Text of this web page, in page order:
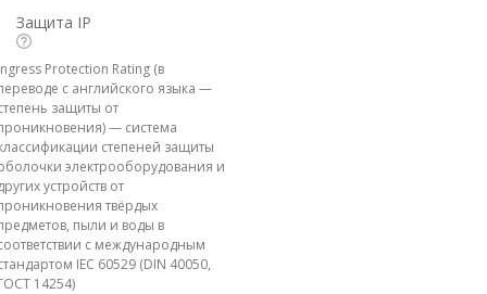
Защита IP
Protection Rating (в
с английского языка —
защиты от
— система
степеней защиты
электрооборудования и
устройств от
твёрдых
пыли и воды в
с международным
IEC 60529 (DIN 40050,
14254)